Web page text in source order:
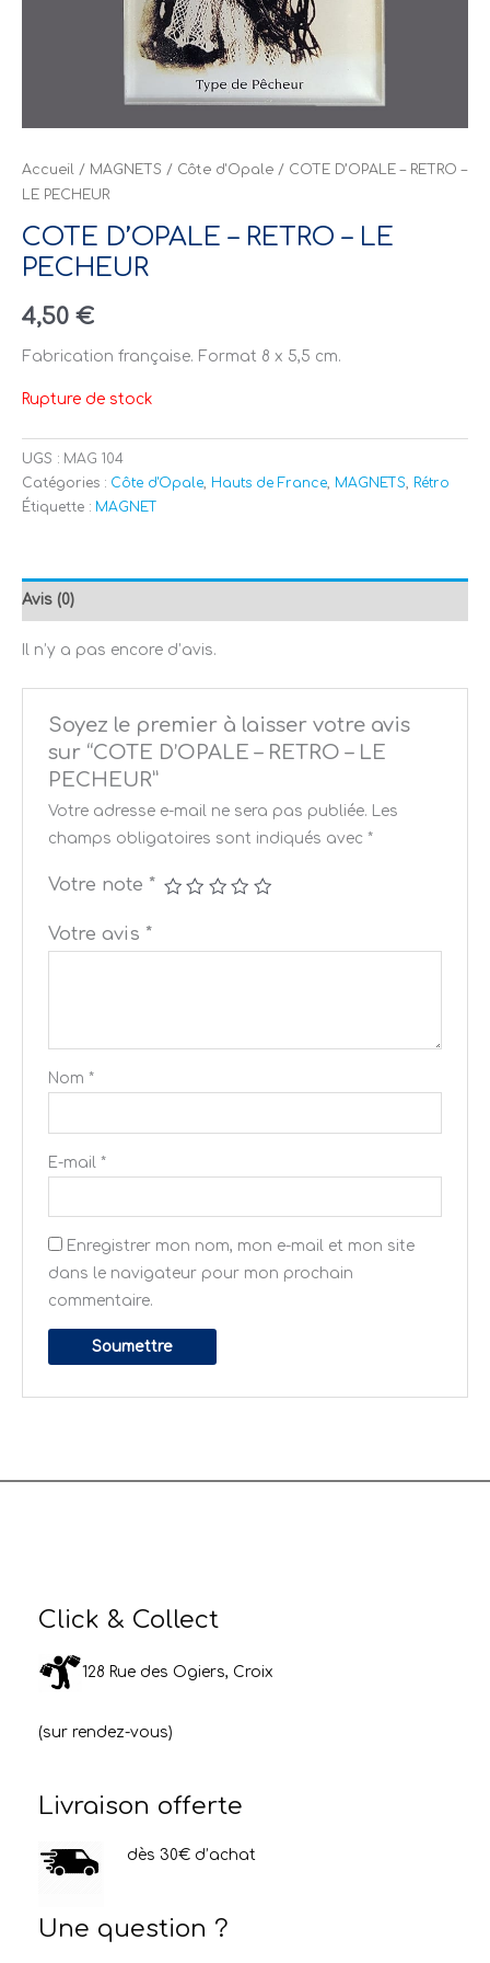
Accueil / MAGNETS / Côte d'Opale / COTE D’OPALE – RETRO –
LE PECHEUR
COTE D’OPALE – RETRO – LE
PECHEUR
4,50 €
Fabrication française. Format 8 x 5,5 cm.
Rupture de stock
UGS : MAG 104
Catégories : Côte d'Opale Hauts de France MAGNETS
Rétro
Étiquette : MAGNET
Avis (0)
Il n’y a pas encore d’avis.
Soyez le premier à laisser votre avis
sur “COTE D’OPALE – RETRO – LE
PECHEUR”
Votre adresse e-mail ne sera pas publiée. Les
champs obligatoires sont indiqués avec *
Votre note *
Votre avis *
Nom *
E-mail *
Enregistrer mon nom, mon e-mail et mon site
dans le navigateur pour mon prochain
commentaire.
Click & Collect
128 Rue des Ogiers, Croix
(sur rendez-vous)
Livraison offerte
dès 30€ d’achat
Une question ?